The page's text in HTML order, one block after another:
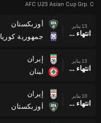
AFC U23 Asian Cup Grp. C
13 يناير
انتهاء وقت المباراة
أوزبكستان
جمهورية كوريا
13 يناير
انتهاء وقت المباراة
إيران
لبنان
10 يناير
انتهاء وقت المباراة
إيران
أوزبكستان